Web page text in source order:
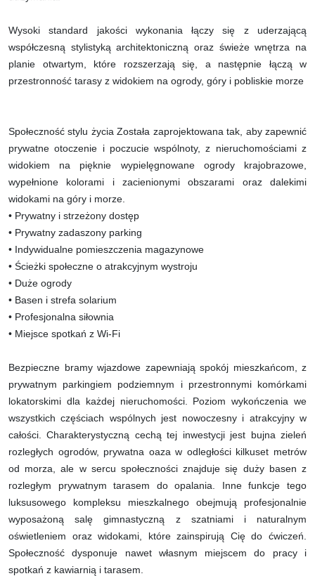
Wysoki standard jakości wykonania łączy się z uderzającą
współczesną stylistyką architektoniczną oraz świeże wnętrza na
planie otwartym, które rozszerzają się, a następnie łączą w
przestronność tarasy z widokiem na ogrody, góry i pobliskie morze
Społeczność stylu życia Została zaprojektowana tak, aby zapewnić
prywatne otoczenie i poczucie wspólnoty, z nieruchomościami z
widokiem na pięknie wypielęgnowane ogrody krajobrazowe,
wypełnione kolorami i zacienionymi obszarami oraz dalekimi
widokami na góry i morze.
• Prywatny i strzeżony dostęp
• Prywatny zadaszony parking
• Indywidualne pomieszczenia magazynowe
• Ścieżki społeczne o atrakcyjnym wystroju
• Duże ogrody
• Basen i strefa solarium
• Profesjonalna siłownia
• Miejsce spotkań z Wi-Fi
Bezpieczne bramy wjazdowe zapewniają spokój mieszkańcom, z
prywatnym parkingiem podziemnym i przestronnymi komórkami
lokatorskimi dla każdej nieruchomości. Poziom wykończenia we
wszystkich częściach wspólnych jest nowoczesny i atrakcyjny w
całości. Charakterystyczną cechą tej inwestycji jest bujna zieleń
rozległych ogrodów, prywatna oaza w odległości kilkuset metrów
od morza, ale w sercu społeczności znajduje się duży basen z
rozległym prywatnym tarasem do opalania. Inne funkcje tego
luksusowego kompleksu mieszkalnego obejmują profesjonalnie
wyposażoną salę gimnastyczną z szatniami i naturalnym
oświetleniem oraz widokami, które zainspirują Cię do ćwiczeń.
Społeczność dysponuje nawet własnym miejscem do pracy i
spotkań z kawiarnią i tarasem.